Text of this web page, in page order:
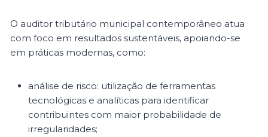
O auditor tributário municipal contemporâneo atua
com foco em resultados sustentáveis, apoiando-se
em práticas modernas, como:
análise de risco: utilização de ferramentas
tecnológicas e analíticas para identificar
contribuintes com maior probabilidade de
irregularidades;